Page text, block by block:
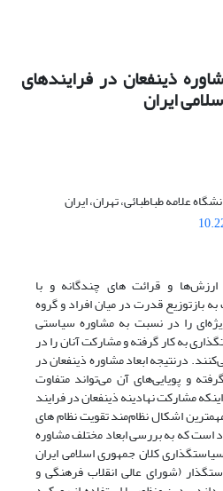
ذینفعان در فرایندهای
ایران
علامه طباطبائی، تهران، ایران
و قرائت های چندگانه و با
بازتوزیع قدرت در میان افراد و گروه
را در نسبت به مشاوره سیاستی
به کار گرفته و مشارکت آنان را در
درنتیجه ابعاد مشاوره ذینفعان در
و پویایی‌های آن می‌تواند متفاوت
مشارکت نهادینه ذینفعان در فرایند
اشکال نظام‌مند تقویت نظام های
که به بررسی ابعاد مختلف مشاوره
کلان جمهوری اسلامی ایران
سیاستگذار (شورای عالی انقلاب فرهنگی و